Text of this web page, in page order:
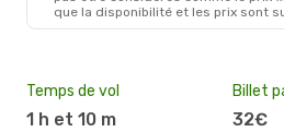
que la disponibilité et les prix sont
Temps de vol
1 h et 10 m
Billet
32€